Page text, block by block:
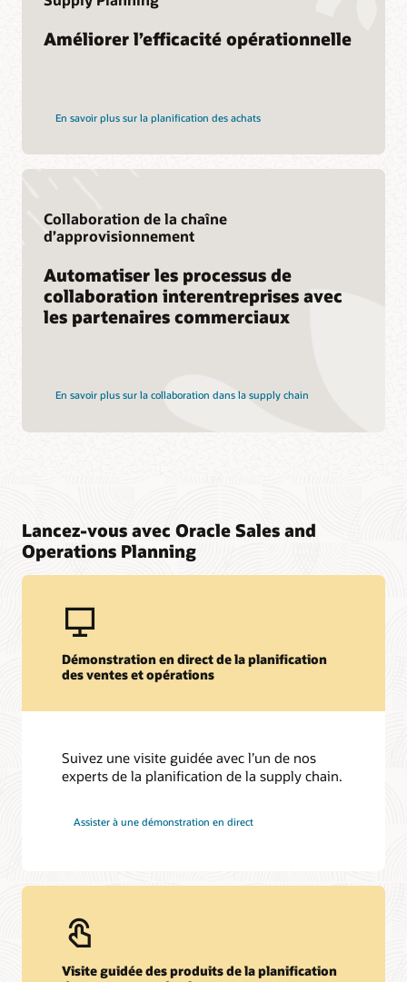
Améliorer l’efficacité opérationnelle
En savoir plus sur la planification des achats
Collaboration de la chaîne
d’approvisionnement
Automatiser les processus de
collaboration interentreprises avec
les partenaires commerciaux
En savoir plus sur la collaboration dans la supply chain
Lancez-vous avec Oracle Sales and
Operations Planning
Démonstration en direct de la planification
des ventes et opérations
Suivez une visite guidée avec l’un de nos
experts de la planification de la supply chain.
Assister à une démonstration en direct
Visite guidée des produits de la planification